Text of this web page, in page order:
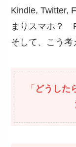
Kindle, Twitter,
まりスマホ？
そして、こう考
「 どうした